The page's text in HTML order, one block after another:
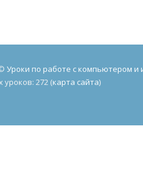
Уроки по работе с компьютером и
272 (карта сайта)